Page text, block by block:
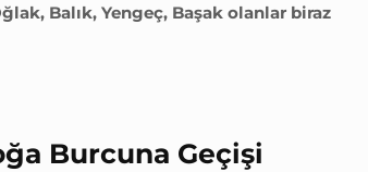
Balık, Yengeç, Başak olanlar biraz
Burcuna Geçişi